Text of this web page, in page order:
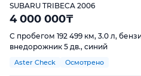
SUBARU TRIBECA 2006
4 000 000₸
С пробегом 192 499 км, 3.0 л,
внедорожник 5 дв., синий
Aster Check Осмотрено